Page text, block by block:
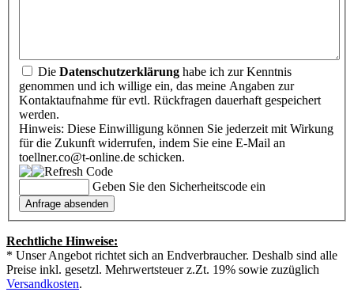
Die Datenschutzerklärung habe ich zur Kenntnis
genommen und ich willige ein, das meine Angaben zur
Kontaktaufnahme für evtl. Rückfragen dauerhaft gespeichert
werden.
Hinweis: Diese Einwilligung können Sie jederzeit mit Wirkung
für die Zukunft widerrufen, indem Sie eine E-Mail an
toellner.co@t-online.de schicken.
Geben Sie den Sicherheitscode ein
Rechtliche Hinweise:
* Unser Angebot richtet sich an Endverbraucher. Deshalb sind alle
Preise inkl. gesetzl. Mehrwertsteuer z.Zt. 19% sowie zuzüglich
Versandkosten.